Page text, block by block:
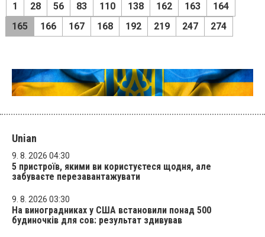
1 28 56 83 110 138 162 163
164
165
166 167 168 192 219 247 274
Unian
9. 8. 2026 04:30
5 пристроїв, якими ви користуєтеся щодня, але
забуваєте перезавантажувати
9. 8. 2026 03:30
На виноградниках у США встановили понад 500
будиночків для сов: результат здивував